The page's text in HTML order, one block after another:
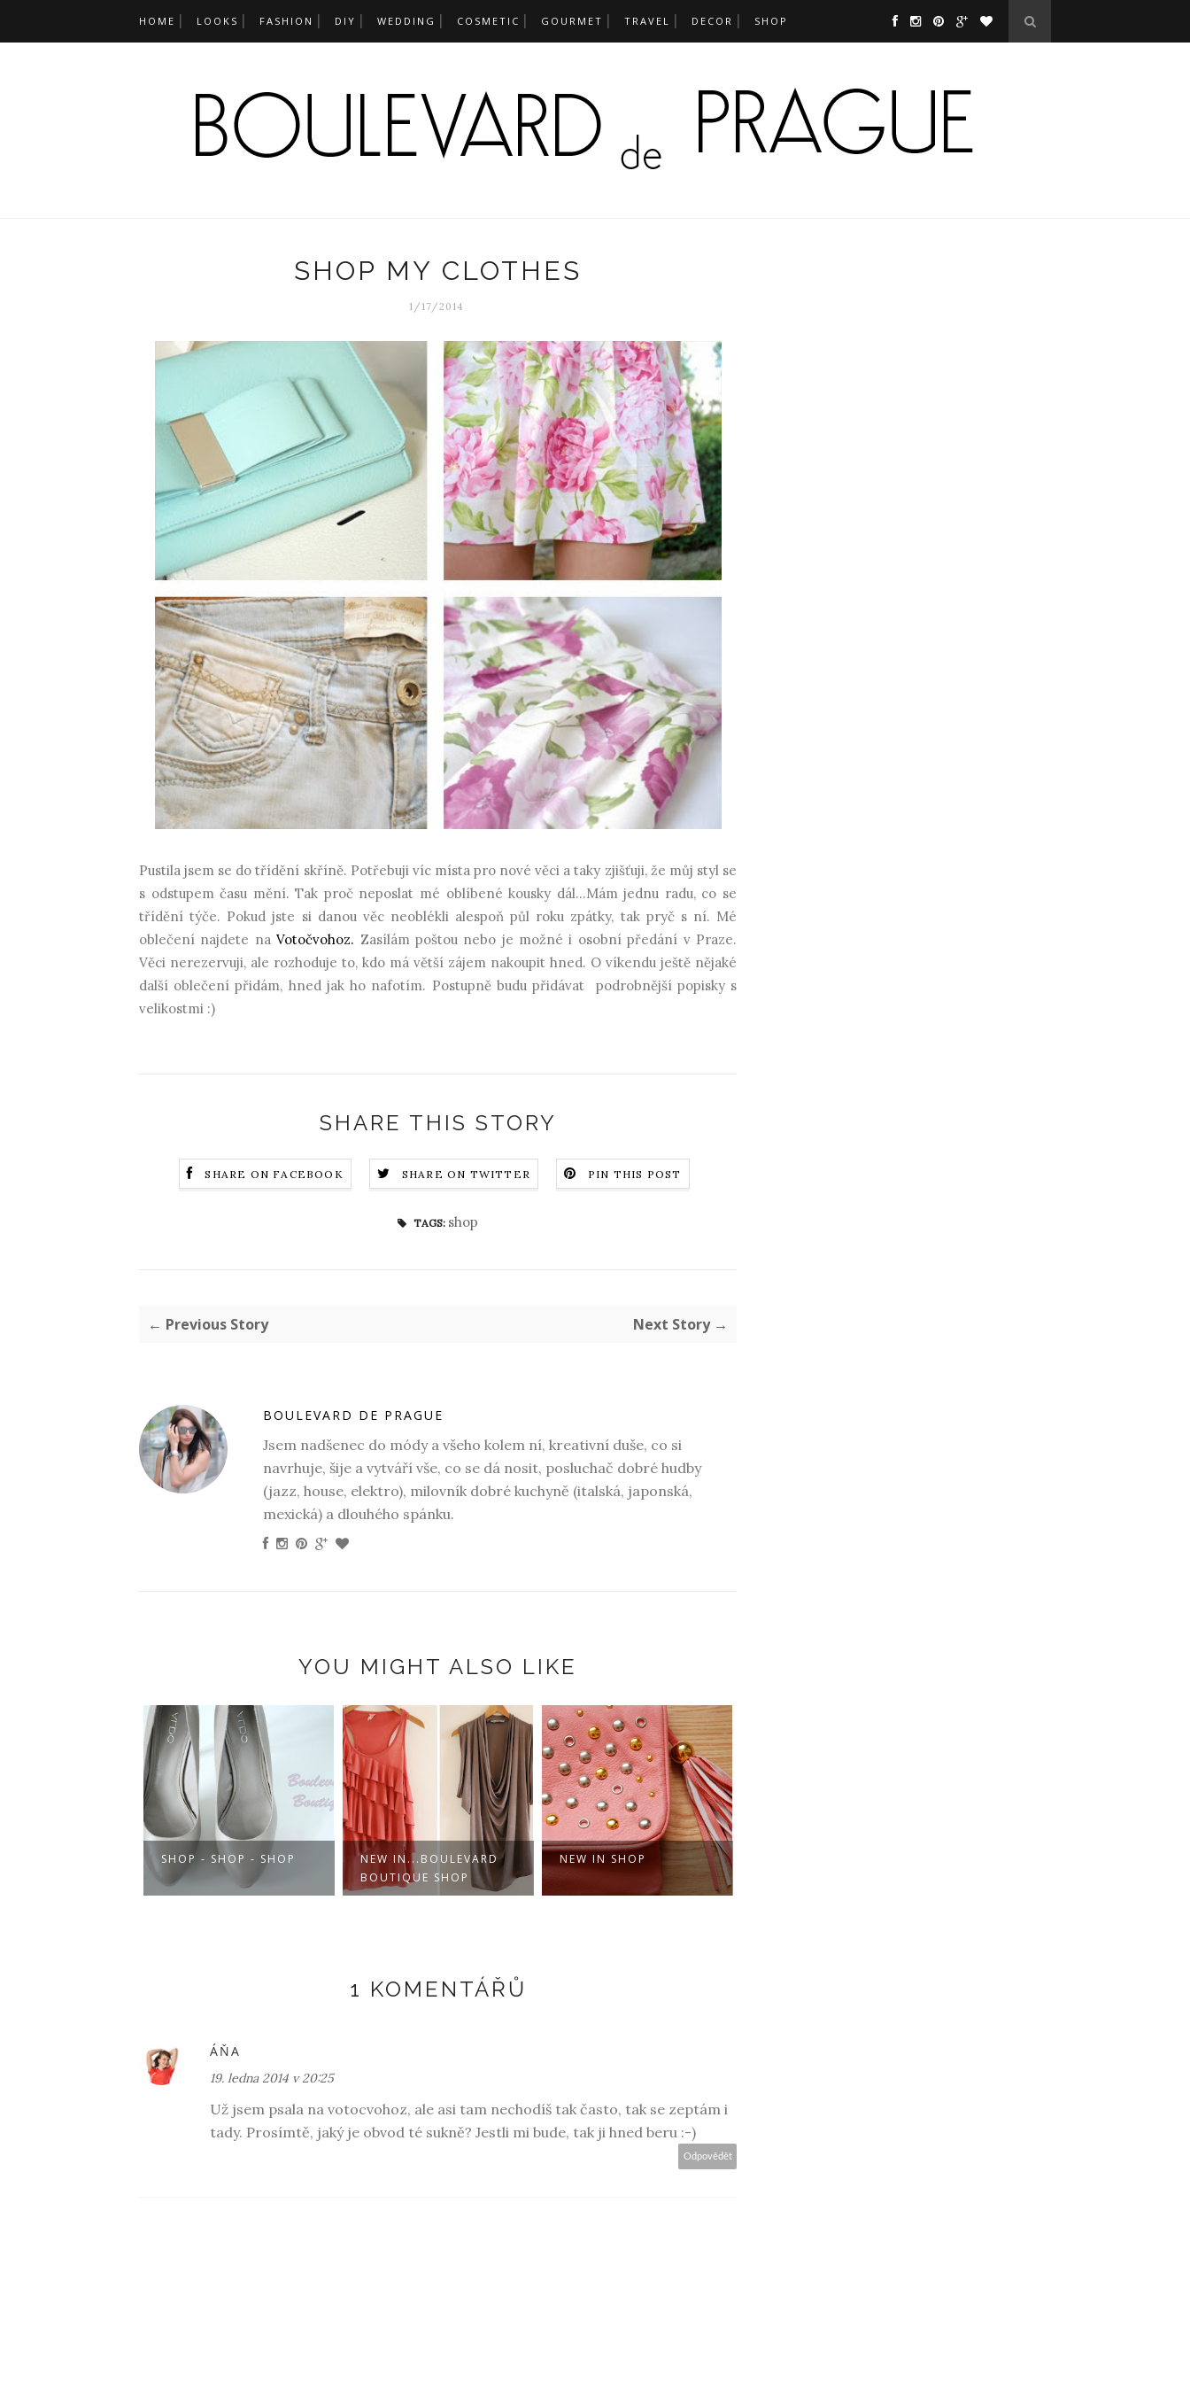
HOME LOOKS FASHION DIY WEDDING COSMETIC GOURMET TRAVEL DECOR SHOP
SHOP MY CLOTHES
1/17/2014
Pustila jsem se do třídění skříně. Potřebuji víc místa pro nové věci a taky zjišťuji, že můj styl se
s odstupem času mění. Tak proč neposlat mé oblíbené kousky dál...Mám jednu radu, co se
třídění týče. Pokud jste si danou věc neoblékli alespoň půl roku zpátky, tak pryč s ní. Mé
oblečení najdete naVotočvohoz. Zasílám poštou nebo je možné i osobní předání v Praze.
Věci nerezervuji, ale rozhoduje to, kdo má větší zájem nakoupit hned. O víkendu ještě nějaké
další oblečení přidám, hned jak ho nafotím. Postupně budu přidávat podrobnější popisky s
velikostmi :)
SHARE THIS STORY
SHARE ON FACEBOOK SHARE ON TWITTER PIN THIS POST
TAGS: shop
← Previous Story Next Story →
BOULEVARD DE PRAGUE
Jsem nadšenec do módy a všeho kolem ní, kreativní duše, co si
navrhuje, šije a vytváří vše, co se dá nosit, posluchač dobré hudby
(jazz, house, elektro), milovník dobré kuchyně (italská, japonská,
mexická) a dlouhého spánku.
YOU MIGHT ALSO LIKE
SHOP - SHOP - SHOP
NEW IN...BOULEVARD
BOUTIQUE SHOP
NEW IN SHOP
1 KOMENTÁŘŮ
ÁŇA
19. ledna 2014 v 20:25
Už jsem psala na votocvohoz, ale asi tam nechodíš tak často, tak se zeptám i
tady. Prosímtě, jaký je obvod té sukně? Jestli mi bude, tak ji hned beru :-)
Odpovědět